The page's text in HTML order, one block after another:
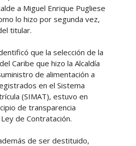
a Miguel Enrique Pugliese
lo hizo por segunda vez,
titular.
que la selección de la
Caribe que hizo la Alcaldía
de alimentación a
en el Sistema
(SIMAT), estuvo en
de transparencia
de Contratación.
de ser destituido,